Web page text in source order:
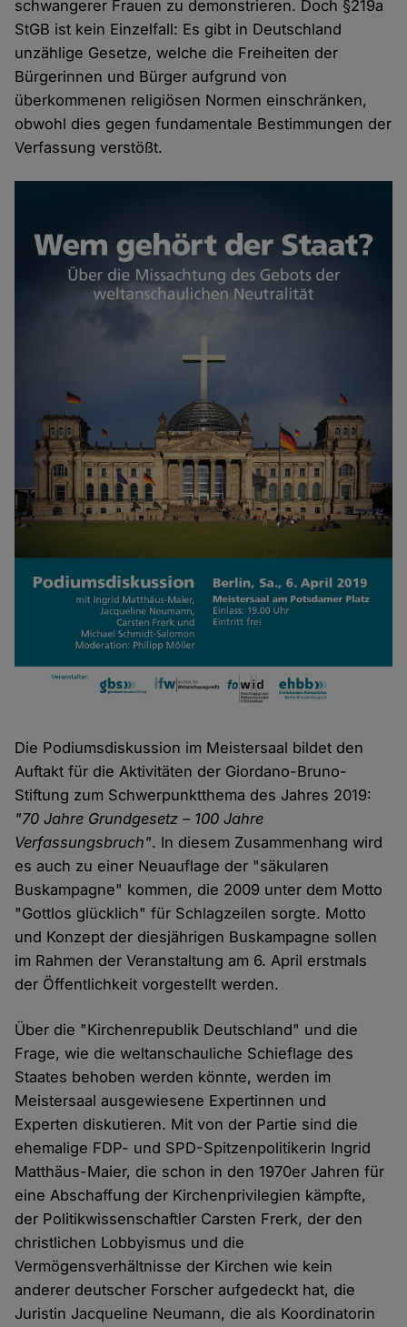
schwangerer Frauen zu demonstrieren. Doch §219a
StGB ist kein Einzelfall: Es gibt in Deutschland
unzählige Gesetze, welche die Freiheiten der
Bürgerinnen und Bürger aufgrund von
überkommenen religiösen Normen einschränken,
obwohl dies gegen fundamentale Bestimmungen der
Verfassung verstößt.
Die Podiumsdiskussion im Meistersaal bildet den
Auftakt für die Aktivitäten der Giordano-Bruno-
Stiftung zum Schwerpunktthema des Jahres 2019:
"70 Jahre Grundgesetz – 100 Jahre
Verfassungsbruch". In diesem Zusammenhang wird
es auch zu einer Neuauflage der "säkularen
Buskampagne" kommen, die 2009 unter dem Motto
"Gottlos glücklich" für Schlagzeilen sorgte. Motto
und Konzept der diesjährigen Buskampagne sollen
im Rahmen der Veranstaltung am 6. April erstmals
der Öffentlichkeit vorgestellt werden.
Über die "Kirchenrepublik Deutschland" und die
Frage, wie die weltanschauliche Schieflage des
Staates behoben werden könnte, werden im
Meistersaal ausgewiesene Expertinnen und
Experten diskutieren. Mit von der Partie sind die
ehemalige FDP- und SPD-Spitzenpolitikerin Ingrid
Matthäus-Maier, die schon in den 1970er Jahren für
eine Abschaffung der Kirchenprivilegien kämpfte,
der Politikwissenschaftler Carsten Frerk, der den
christlichen Lobbyismus und die
Vermögensverhältnisse der Kirchen wie kein
anderer deutscher Forscher aufgedeckt hat, die
Juristin Jacqueline Neumann, die als Koordinatorin